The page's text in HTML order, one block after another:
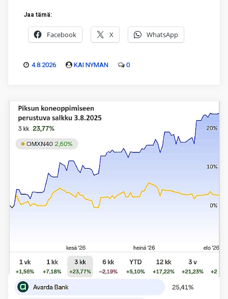
Jaa tämä:
Facebook X WhatsApp
4.8.2026 KAI NYMAN 0